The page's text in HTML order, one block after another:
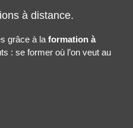
à distance.
grâce à la formation à
: se former où l’on veut au